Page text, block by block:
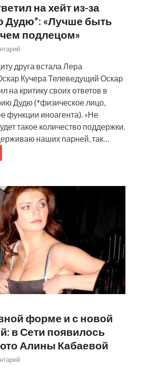
на хейт из-за
Дудю*: «Лучше быть
подлецом»
друга встала Лера
Кучера Телеведущий Оскар
на критику своих ответов в
Дудю (*физическое лицо,
функции иноагента). «Не
такое количество поддержки.
наших парней, так…
форме и с новой
в Сети появилось
Алины Кабаевой